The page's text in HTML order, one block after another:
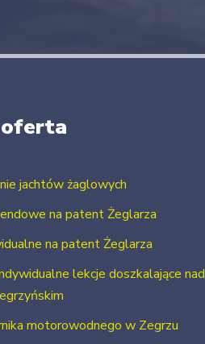
oferta
jachtów żaglowych
na patent Żeglarza
na patent Żeglarza
lekcje doszkalające nad
motorowodnego w Zegrzu